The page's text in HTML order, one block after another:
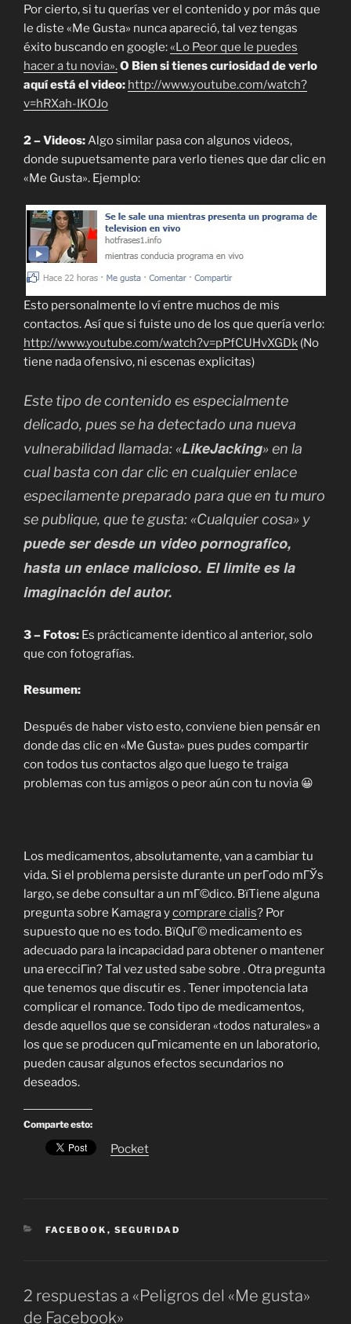
Por cierto, si tu querías ver el contenido y por más que
le diste «Me Gusta» nunca apareció, tal vez tengas
éxito buscando en google:«Lo Peor que le puedes
hacer a tu novia».O Bien si tienes curiosidad de verlo
aquí está el video: http://www.youtube.com/watch?
v=hRXah-IKOJo
2 – Videos:Algo similar pasa con algunos videos,
donde supuetsamente para verlo tienes que dar clic en
«Me Gusta». Ejemplo:
Esto personalmente lo ví entre muchos de mis
contactos. Así que si fuiste uno de los que quería verlo:
http://www.youtube.com/watch?v=pPfCUHvXGDk (No
tiene nada ofensivo, ni escenas explicitas)
Este tipo de contenido es especialmente
delicado, pues se ha detectado una nueva
vulnerabilidad llamada: «LikeJacking» en la
cual basta con dar clic en cualquier enlace
especilamente preparado para que en tu muro
se publique, que te gusta: «Cualquier cosa» y
puede ser desde un video pornografico,
hasta un enlace malicioso. El limite es la
imaginación del autor.
3 – Fotos: Es prácticamente identico al anterior, solo
que con fotografías.
Resumen:
Después de haber visto esto, conviene bien pensár en
donde das clic en «Me Gusta» pues pudes compartir
con todos tus contactos algo que luego te traiga
problemas con tus amigos o peor aún con tu novia 😀
Los medicamentos, absolutamente, van a cambiar tu
vida. Si el problema persiste durante un perГ­odo mГЎs
largo, se debe consultar a un mГ©dico. ВїTiene alguna
pregunta sobre Kamagra ycomprare cialis? Por
supuesto que no es todo. ВїQuГ© medicamento es
adecuado para la incapacidad para obtener o mantener
una erecciГіn? Tal vez usted sabe sobre . Otra pregunta
que tenemos que discutir es . Tener impotencia lata
complicar el romance. Todo tipo de medicamentos,
desde aquellos que se consideran «todos naturales» a
los que se producen quГ­micamente en un laboratorio,
pueden causar algunos efectos secundarios no
deseados.
Comparte esto:
Pocket
CATEGORÍAS
FACEBOOK , SEGURIDAD
2 respuestas a «Peligros del «Me gusta»
de Facebook»